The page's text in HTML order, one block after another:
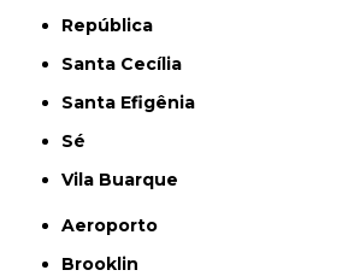
República
Santa Cecília
Santa Efigênia
Sé
Vila Buarque
Aeroporto
Brooklin